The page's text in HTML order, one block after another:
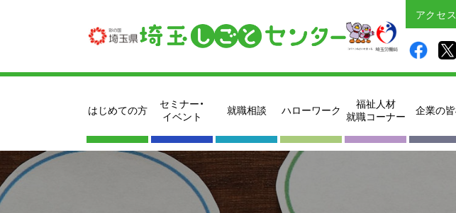
アクセ
はじめての方
セミナー・
イベント
就職相談 ハローワーク
福祉人材
就職コーナー
企業の